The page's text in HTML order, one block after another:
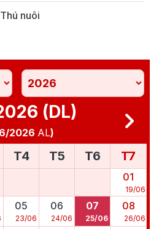
Thú nuôi
(DL)
2026 AL)
T4 T5 T6 T7
01
19/06
05
23/06
06
24/06
07
25/06
08
26/06